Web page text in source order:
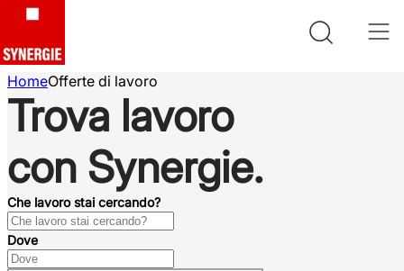
HomeOfferte di lavoro
Trova lavoro
con Synergie.
Che lavoro stai cercando?
Dove